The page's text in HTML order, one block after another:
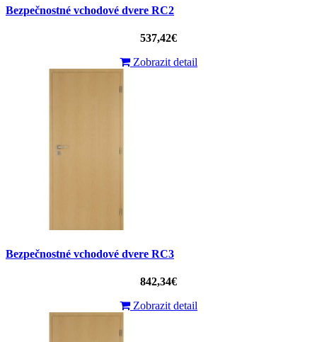
Bezpečnostné vchodové dvere RC2
537,42€
Zobrazit detail
Bezpečnostné vchodové dvere RC3
842,34€
Zobrazit detail